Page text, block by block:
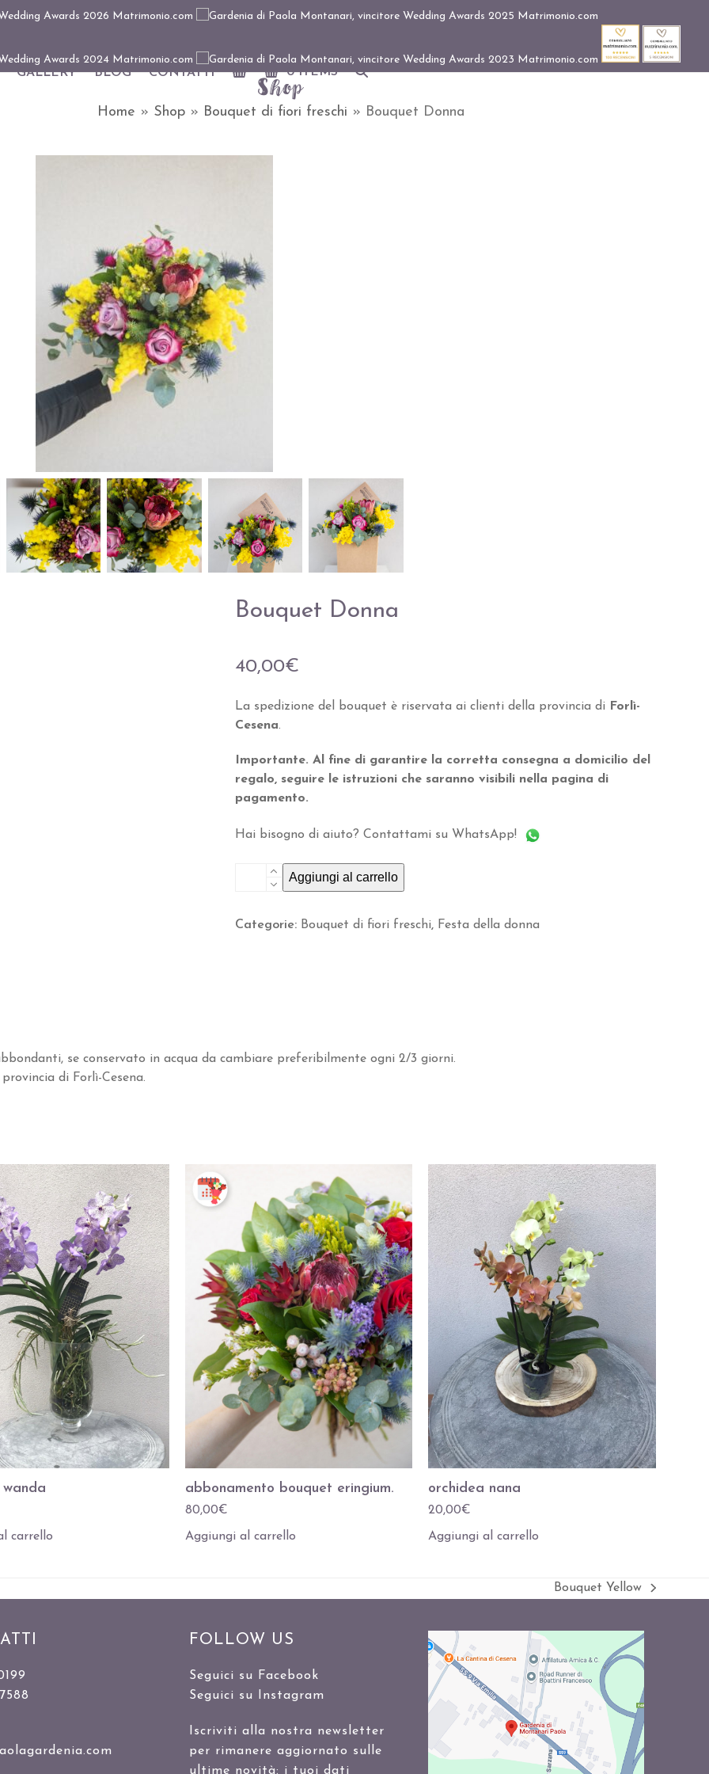
GALLERY BLOG CONTATTI 0 ITEMS
Shop
Home » Shop» Bouquet di fiori freschi » Bouquet Donna
Bouquet Donna
40,00€
La spedizione del bouquet è riservata ai clienti della provincia di Forlì-
Cesena.
Importante. Al fine di garantire la corretta consegna a domicilio del
regalo, seguire le istruzioni che saranno visibili nella pagina di
pagamento.
Hai bisogno di aiuto? Contattami su WhatsApp!
Bouquet
Aggiungi al carrello
Categorie: Bouquet di fiori freschi, Festa della donna
se conservato in acqua da cambiare preferibilmente ogni 2/3 giorni.
di Forlì-Cesena.
carrello
abbonamento bouquet eringium.
80,00€
Aggiungi al carrello
orchidea nana
20,00€
Aggiungi al carrello
visualizza
Bouquet Yellow
FOLLOW US
Seguici su Facebook
Seguici su Instagram
Iscriviti alla nostra newsletter
per rimanere aggiornato sulle
ultime novità: i tuoi dati